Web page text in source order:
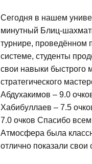
Сегодня в нашем
минутный Блиц-
турнире, проведённом
системе, студенты
свои навыки быстрого
стратегического
Абдухакимов – 9.0
Хабибуллаев – 7.5
7.0 очков Спасибо
Атмосфера была
отлично показали свои